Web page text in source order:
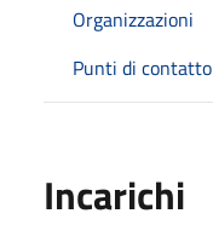
Organizzazioni
Punti di contatto
Incarichi